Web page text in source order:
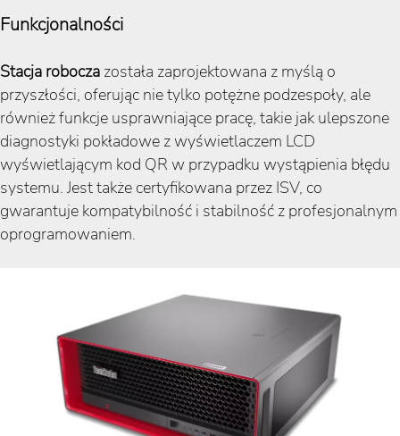
Funkcjonalności
Stacja robocza została zaprojektowana z myślą o
przyszłości, oferując nie tylko potężne podzespoły, ale
również funkcje usprawniające pracę, takie jak ulepszone
diagnostyki pokładowe z wyświetlaczem LCD
wyświetlającym kod QR w przypadku wystąpienia błędu
systemu​​. Jest także certyfikowana przez ISV, co
gwarantuje kompatybilność i stabilność z profesjonalnym
oprogramowaniem​​.